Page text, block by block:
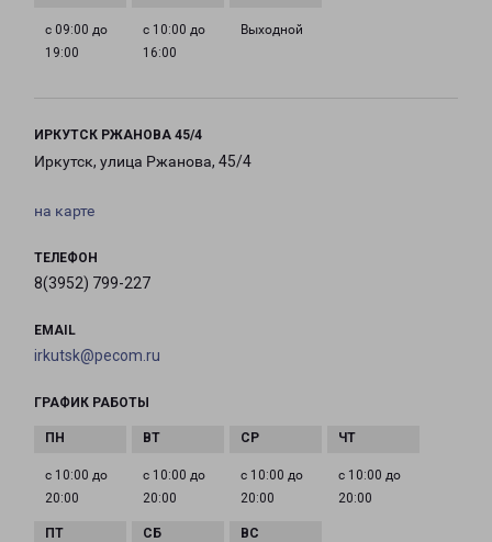
с 09:00 до
19:00
с 10:00 до
16:00
Выходной
ИРКУТСК РЖАНОВА 45/4
Иркутск, улица Ржанова, 45/4
на карте
ТЕЛЕФОН
8(3952) 799-227
EMAIL
irkutsk@pecom.ru
ГРАФИК РАБОТЫ
с 10:00 до
20:00
с 10:00 до
20:00
с 10:00 до
20:00
с 10:00 до
20:00